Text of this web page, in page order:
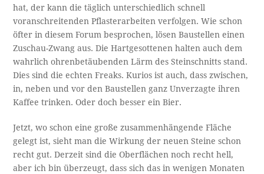
hat, der kann die täglich unterschiedlich schnell
voranschreitenden Pflasterarbeiten verfolgen. Wie schon
öfter in diesem Forum besprochen, lösen Baustellen einen
Zuschau-Zwang aus. Die Hartgesottenen halten auch dem
wahrlich ohrenbetäubenden Lärm des Steinschnitts stand.
Dies sind die echten Freaks. Kurios ist auch, dass zwischen,
in, neben und vor den Baustellen ganz Unverzagte ihren
Kaffee trinken. Oder doch besser ein Bier.
Jetzt, wo schon eine große zusammenhängende Fläche
gelegt ist, sieht man die Wirkung der neuen Steine schon
recht gut. Derzeit sind die Oberflächen noch recht hell,
aber ich bin überzeugt, dass sich das in wenigen Monaten